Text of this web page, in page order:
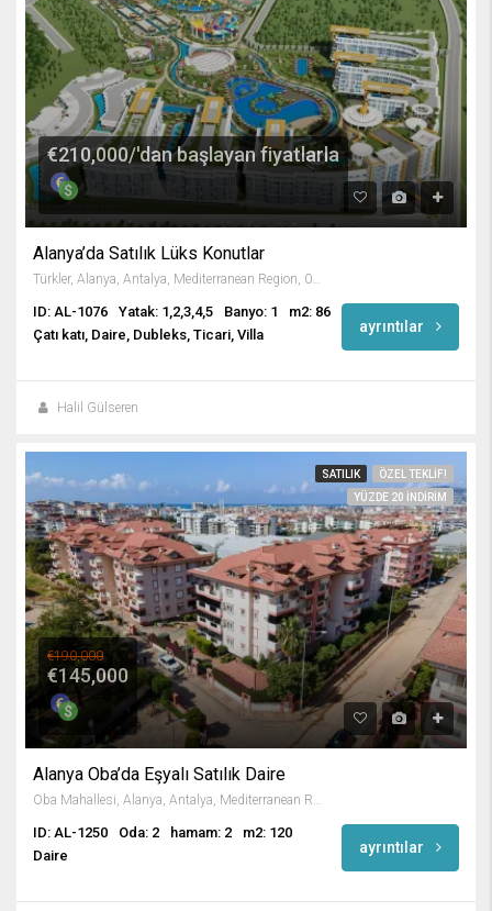
€210,000/'dan başlayan fiyatlarla
Alanya’da Satılık Lüks Konutlar
Türkler, Alanya, Antalya, Mediterranean Region, 07410, Turkey
ID: AL-1076 Yatak: 1,2,3,4,5 Banyo: 1
m2: 86
Çatı katı, Daire, Dubleks, Ticari, Villa
ayrıntılar
Halil Gülseren
SATILIK
ÖZEL TEKLIF!
YÜZDE 20 INDIRIM
€190,000
€145,000
Alanya Oba’da Eşyalı Satılık Daire
ID: AL-1250 Oda: 2 hamam: 2
m2: 120
Daire
ayrıntılar